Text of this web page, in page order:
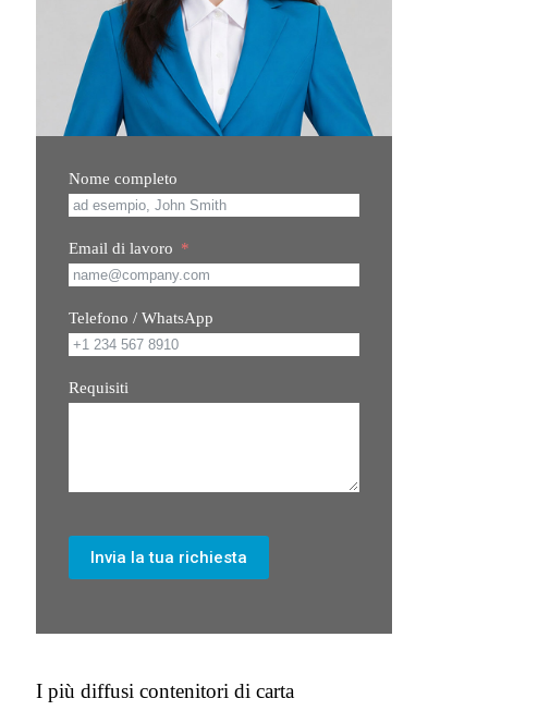
Nome completo
Email di lavoro
Telefono / WhatsApp
Requisiti
Invia la tua richiesta
I più diffusi contenitori di carta